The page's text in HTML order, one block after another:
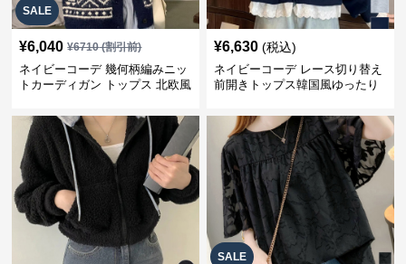
SALE
¥6,040 ¥6710(割引前)
ネイビーコーデ 幾何柄編みニッ
トカーディガン トップス 北欧風
¥6,630 (税込)
ネイビーコーデ レース切り替え
前開きトップス韓国風ゆったり
SALE